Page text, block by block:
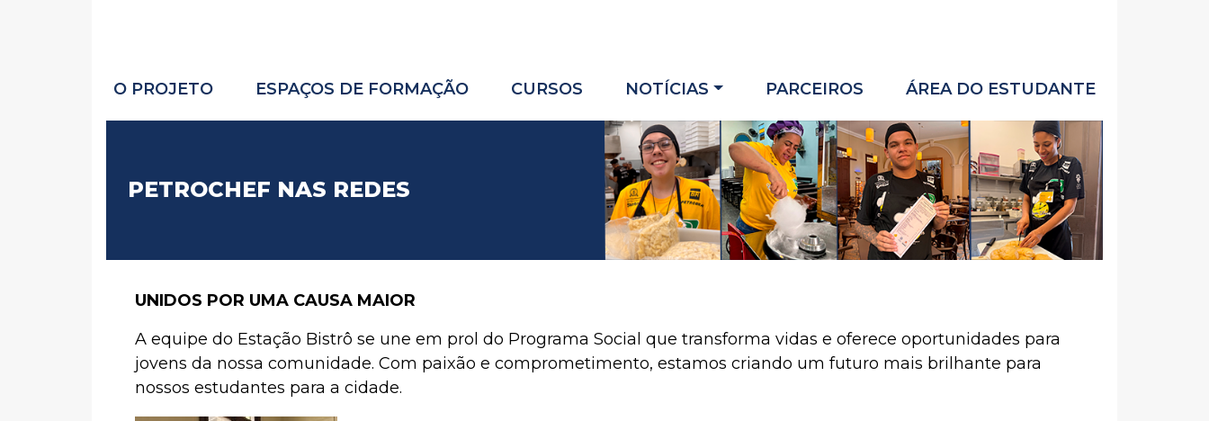
O PROJETO ESPAÇOS DE FORMAÇÃO CURSOS NOTÍCIAS PARCEIROS ÁREA DO ESTUDANTE
PETROCHEF NAS REDES
UNIDOS POR UMA CAUSA MAIOR
A equipe do Estação Bistrô se une em prol do Programa Social que transforma vidas e oferece oportunidades para
jovens da nossa comunidade. Com paixão e comprometimento, estamos criando um futuro mais brilhante para
nossos estudantes para a cidade.